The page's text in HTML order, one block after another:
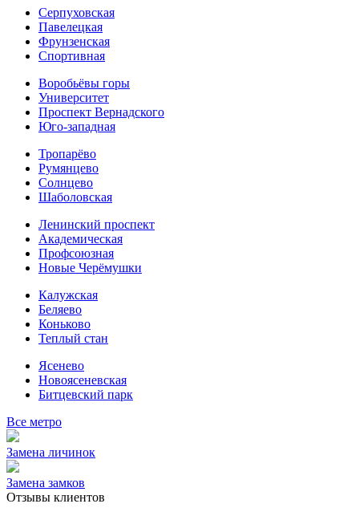
Серпуховская
Павелецкая
Фрунзенская
Спортивная
Воробьёвы горы
Университет
Проспект Вернадского
Юго-западная
Тропарёво
Румянцево
Солнцево
Шаболовская
Ленинский проспект
Академическая
Профсоюзная
Новые Черёмушки
Калужская
Беляево
Коньково
Теплый стан
Ясенево
Новоясеневская
Битцевский парк
Все метро
Замена личинок
Замена замков
Отзывы клиентов